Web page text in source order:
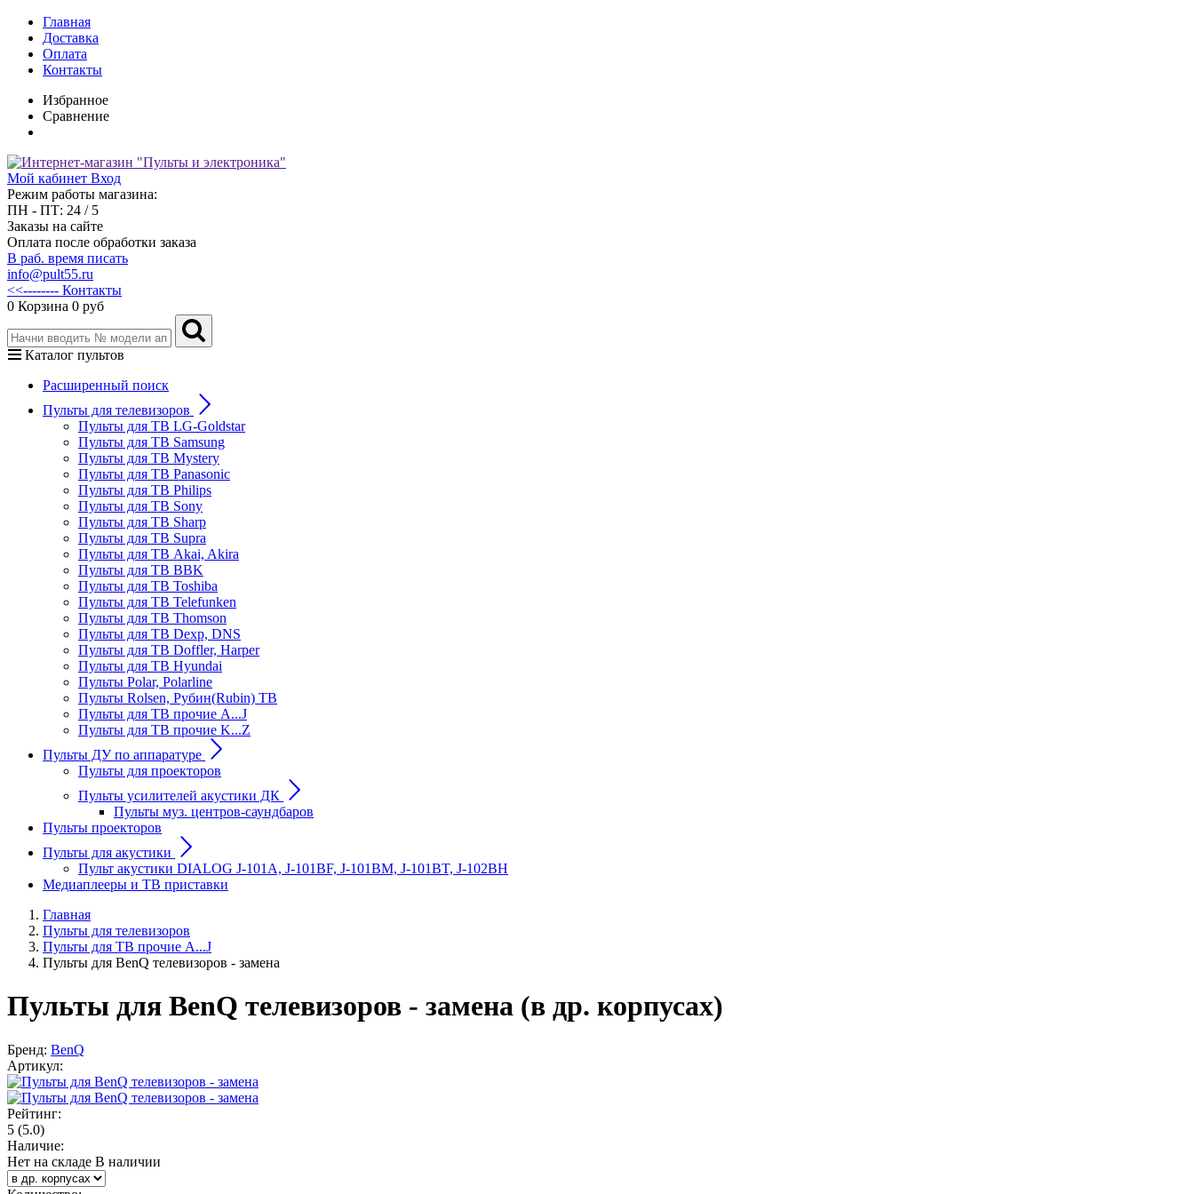
Главная
Доставка
Оплата
Контакты
Избранное
Сравнение
Мой кабинет Вход
Режим работы магазина:
ПН - ПТ: 24 / 5
Заказы на сайте
Оплата после обработки заказа
В раб. время писать
info@pult55.ru
<<-------- Контакты
0 Корзина 0 руб
Каталог пультов
Расширенный поиск
Пульты для телевизоров
Пульты для ТВ LG-Goldstar
Пульты для ТВ Samsung
Пульты для ТВ Mystery
Пульты для ТВ Panasonic
Пульты для ТВ Philips
Пульты для ТВ Sony
Пульты для ТВ Sharp
Пульты для ТВ Supra
Пульты для ТВ Akai, Akira
Пульты для ТВ BBK
Пульты для ТВ Toshiba
Пульты для ТВ Telefunken
Пульты для ТВ Thomson
Пульты для ТВ Dexp, DNS
Пульты для ТВ Doffler, Harper
Пульты для ТВ Hyundai
Пульты Polar, Polarline
Пульты Rolsen, Рубин(Rubin) ТВ
Пульты для ТВ прочие A...J
Пульты для ТВ прочие K...Z
Пульты ДУ по аппаратуре
Пульты для проекторов
Пульты усилителей акустики ДК
Пульты муз. центров-саундбаров
Пульты проекторов
Пульты для акустики
Пульт акустики DIALOG J-101A, J-101BF, J-101BM, J-101BT, J-102BH
Медиаплееры и ТВ приставки
Главная
Пульты для телевизоров
Пульты для ТВ прочие A...J
Пульты для BenQ телевизоров - замена
Пульты для BenQ телевизоров - замена (в др. корпусах)
Бренд: BenQ
Артикул:
Рейтинг:
5 (5.0)
Наличие:
Нет на складе В наличии